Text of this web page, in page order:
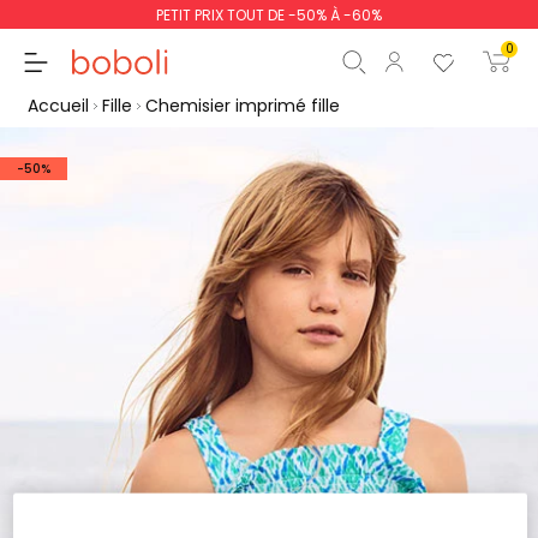
PETIT PRIX TOUT DE -50% À -60%
0
poursuit Commencer la
Accueil Fille Chemisier imprimé fille
-50%